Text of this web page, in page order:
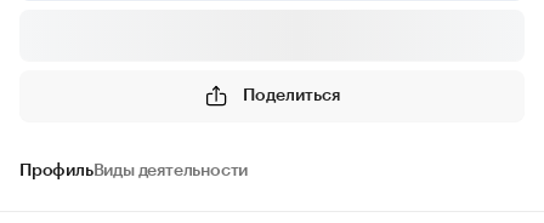
Поделиться
ПрофильВиды деятельности